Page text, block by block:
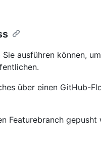
ausführen können,
über einen GitHub-
Featurebranch